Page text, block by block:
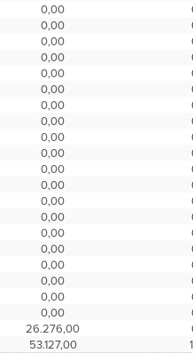
0,00
0,00
0,00
0,00
0,00
0,00
0,00
0,00
0,00
0,00
0,00
0,00
0,00
0,00
0,00
0,00
0,00
0,00
0,00
0,00
26.276,00
53.127,00